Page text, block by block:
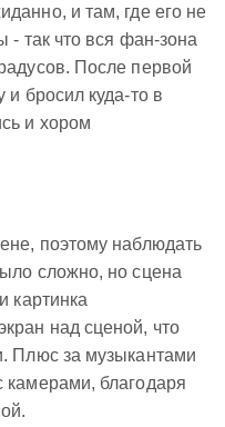
и там, где его не
так что вся фан-зона
После первой
бросил куда-то в
и хором
поэтому наблюдать
сложно, но сцена
картинка
над сценой, что
Плюс за музыкантами
камерами, благодаря